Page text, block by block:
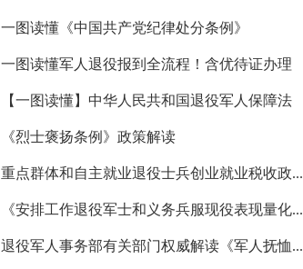
一图读懂《中国共产党纪律处分条例》
一图读懂军人退役报到全流程！含优待证办理
【一图读懂】中华人民共和国退役军人保障法
《烈士褒扬条例》政策解读
重点群体和自主就业退役士兵创业就业税收政...
《安排工作退役军士和义务兵服现役表现量化...
退役军人事务部有关部门权威解读《军人抚恤...